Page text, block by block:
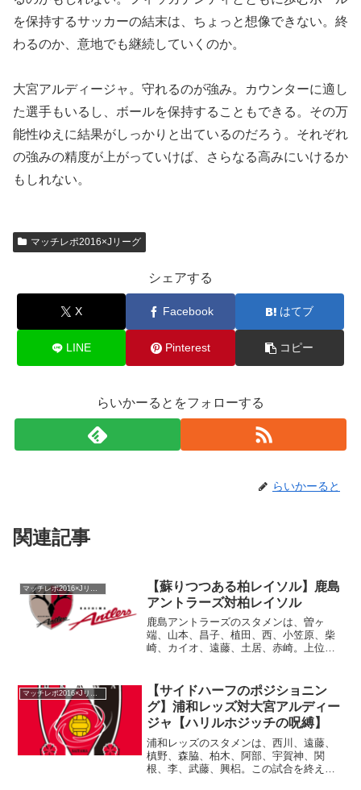
を保持するサッカーの結末は、ちょっと想像できない。終
わるのか、意地でも継続していくのか。
大宮アルディージャ。守れるのが強み。カウンターに適し
た選手もいるし、ボールを保持することもできる。その万
能性ゆえに結果がしっかりと出ているのだろう。それぞれ
の強みの精度が上がっていけば、さらなる高みにいけるか
もしれない。
マッチレポ2016×Jリーグ
シェアする
X Facebook はてブ
LINE Pinterest コピー
らいかーるとをフォローする
らいかーると
関連記事
マッチレポ2016×Jリーグ
【蘇りつつある柏レイソル】鹿島
アントラーズ対柏レイソル
鹿島アントラーズのスタメンは、曽ヶ
端、山本、昌子、植田、西、小笠原、柴
崎、カイオ、遠藤、土居、赤崎。上位の
が首位にたてるかもしれない試合。失点
数の少なさがクローズアップ...
【サイドハーフのポジショニン
グ】浦和レッズ対大宮アルディー
ジャ【ハリルホジッチの呪縛】
浦和レッズのスタメンは、西川、遠藤、
槙野、森脇、柏木、阿部、宇賀神、関
根、李、武藤、興梠。この試合を終える